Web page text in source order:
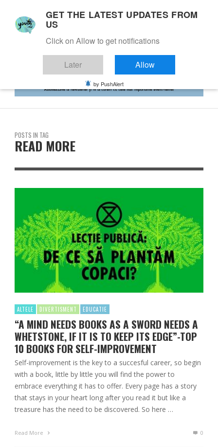
POSTS IN TAG
READ MORE
ALTELE DIVERTISMENT EDUCATIE
“A MIND NEEDS BOOKS AS A SWORD NEEDS A
WHETSTONE, IF IT IS TO KEEP ITS EDGE”-TOP
10 BOOKS FOR SELF-IMPROVEMENT
Self-improvement is the key to a succesful career, so begin
with a book, little by little you will find the power to
embrace everything it has to offer. Every page has a story
that stays in your heart long after you read it but like a
treasure has the need to be discovered. So here …
Read More 0
GET THE LATEST UPDATES FROM
US
Click on Allow to get notifications
Later Allow
by PushAlert